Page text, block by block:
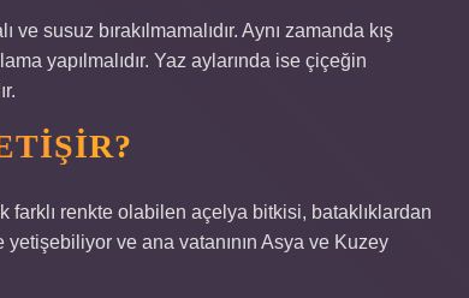
susuz bırakılmamalıdır. Aynı zamanda kış
yapılmalıdır. Yaz aylarında ise çiçeğin
farklı renkte olabilen açelya bitkisi, bataklıklardan
yetişebiliyor ve ana vatanının Asya ve Kuzey